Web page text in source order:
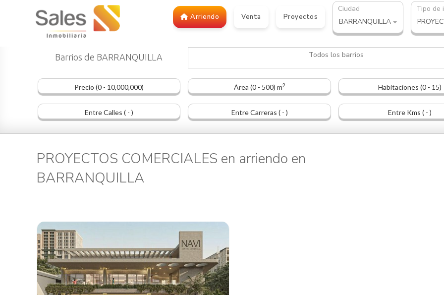
Arriendo Venta Proyectos
Ciudad
BARRANQUILLA
Tipo de
Barrios de BARRANQUILLA
Precio (0 - 10,000,000) Área (0 - 500) m2 Habitaciones (0 - 15)
Entre Calles ( - ) Entre Carreras ( - ) Entre Kms ( - )
PROYECTOS COMERCIALES en arriendo en
BARRANQUILLA
VER INMUEBLE